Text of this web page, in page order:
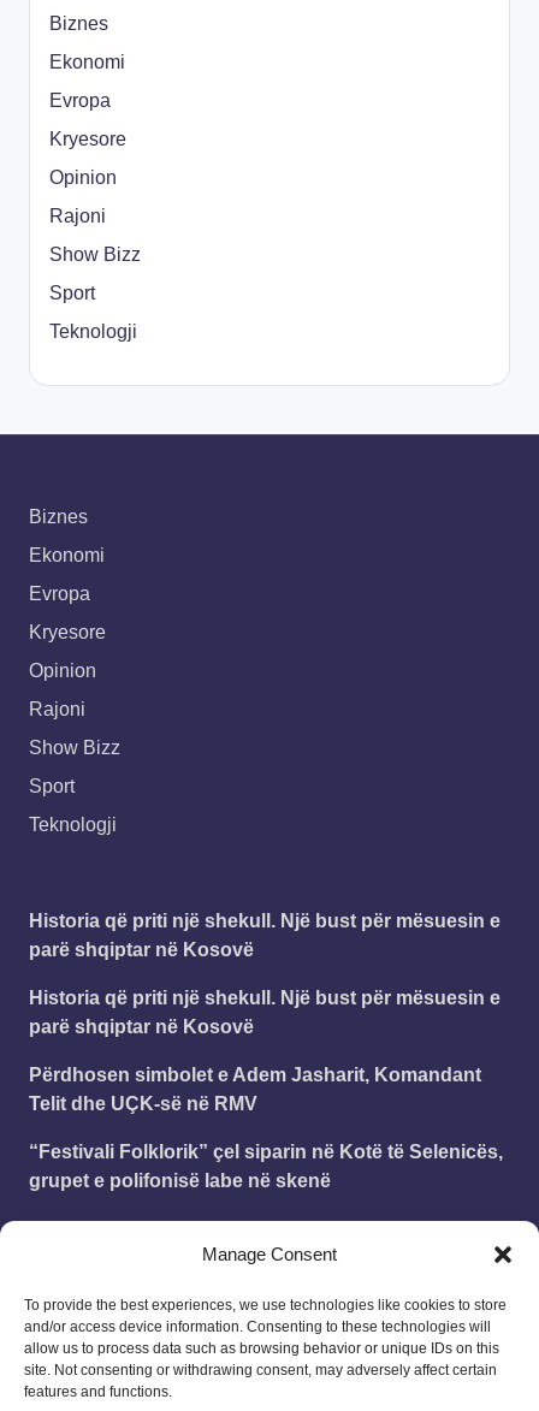
Manage Consent
To provide the best experiences, we use technologies like cookies to store
and/or access device information. Consenting to these technologies will
allow us to process data such as browsing behavior or unique IDs on this
site. Not consenting or withdrawing consent, may adversely affect certain
features and functions.
Biznes
Ekonomi
Evropa
Kryesore
Opinion
Rajoni
Show Bizz
Sport
Teknologji
Biznes
Ekonomi
Evropa
Kryesore
Opinion
Rajoni
Show Bizz
Sport
Teknologji
​Historia që priti një shekull. Një bust për mësuesin e
parë shqiptar në Kosovë
​Historia që priti një shekull. Një bust për mësuesin e
parë shqiptar në Kosovë
Përdhosen simbolet e Adem Jasharit, Komandant
Telit dhe UÇK-së në RMV
“Festivali Folklorik” çel siparin në Kotë të Selenicës,
grupet e polifonisë labe në skenë
të kthejmë Kosovën në binarët e shtetit
Leonard onPublikohet struktura e vitit shkollor
2025 – 2026
18/08/2025